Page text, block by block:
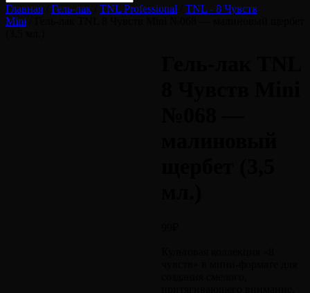
Главная Гель-лак TNL Professional
TNL - 8 Чувств
Mini